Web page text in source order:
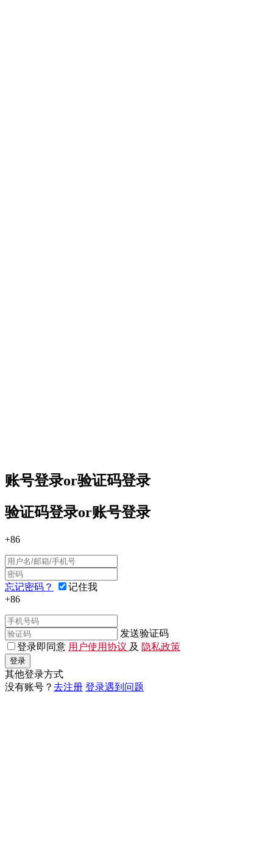
账号登录or验证码登录
验证码登录or账号登录
+86
忘记密码？
记住我
+86
发送验证码
登录即同意 用户使用协议 及 隐私政策
登录
其他登录方式
没有账号？ 去注册 登录遇到问题